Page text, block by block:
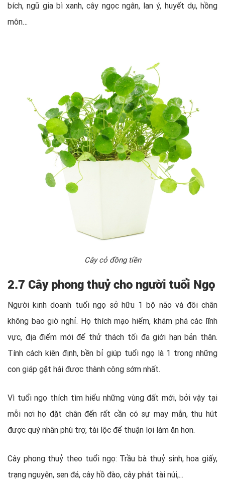
bích, ngũ gia bì xanh, cây ngọc ngân, lan ý, huyết dụ, hồng
môn…
Cây cỏ đồng tiền
2.7 Cây phong thuỷ cho người tuổi Ngọ
Người kinh doanh tuổi ngọ sở hữu 1 bộ não và đôi chân
không bao giờ nghỉ. Họ thích mạo hiểm, khám phá các lĩnh
vực, địa điểm mới để thử thách tối đa giới hạn bản thân.
Tính cách kiên định, bền bỉ giúp tuổi ngọ là 1 trong những
con giáp gặt hái được thành công sớm nhất.
Vì tuổi ngọ thích tìm hiểu những vùng đất mới, bởi vậy tại
mỗi nơi họ đặt chân đến rất cần có sự may mắn, thu hút
được quý nhân phù trợ, tài lộc để thuận lợi làm ăn hơn.
Cây phong thuỷ theo tuổi ngọ: Trầu bà thuỷ sinh, hoa giấy,
trạng nguyên, sen đá, cây hồ đào, cây phát tài núi,...